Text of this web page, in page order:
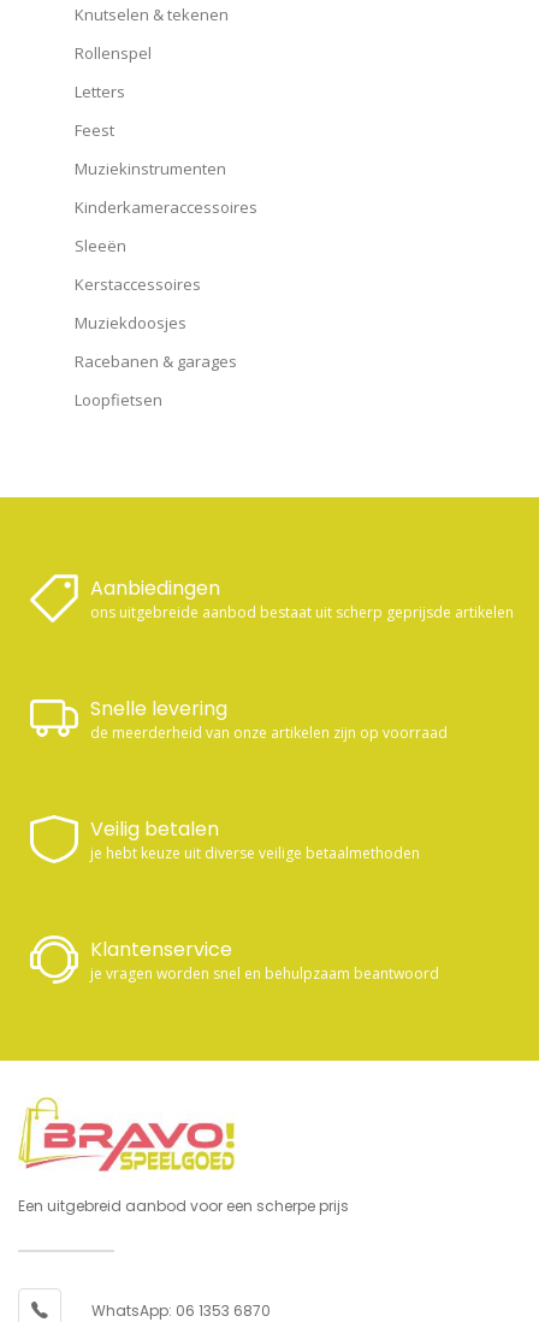
Knutselen & tekenen
Rollenspel
Letters
Feest
Muziekinstrumenten
Kinderkameraccessoires
Sleeën
Kerstaccessoires
Muziekdoosjes
Racebanen & garages
Loopfietsen
Aanbiedingen
ons uitgebreide aanbod bestaat uit scherp geprijsde artikelen
Snelle levering
de meerderheid van onze artikelen zijn op voorraad
Veilig betalen
je hebt keuze uit diverse veilige betaalmethoden
Klantenservice
je vragen worden snel en behulpzaam beantwoord
Een uitgebreid aanbod voor een scherpe prijs
WhatsApp: 06 1353 6870